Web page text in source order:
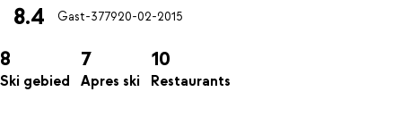
8.4 Gast-377920-02-2015
8
Ski gebied
7
Apres ski
10
Restaurants